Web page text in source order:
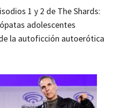
1 y 2 de The Shards:
adolescentes
la autoficción autoerótica